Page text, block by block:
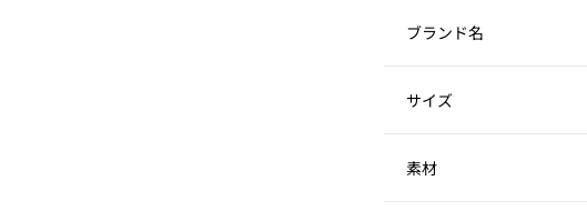
ブランド名
サイズ
素材